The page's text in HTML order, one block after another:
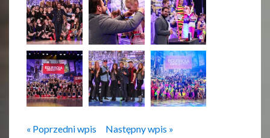
« Poprzedni wpis Następny wpis »